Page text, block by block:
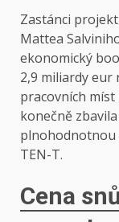
Zastánci
Mattea
ekonomický
2,9 miliardy eur
pracovních míst
konečně
plnohodnotnou
TEN-T.
Cena